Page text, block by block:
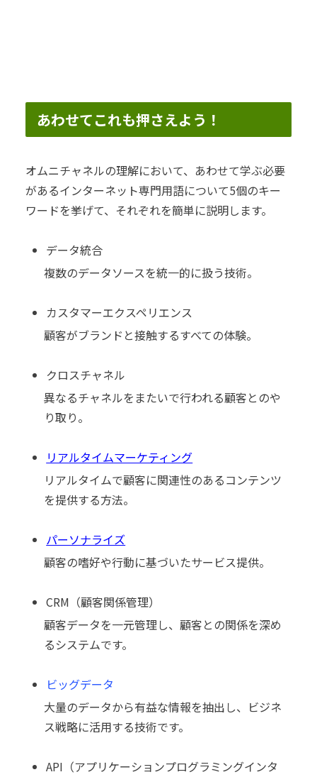
あわせてこれも押さえよう！
オムニチャネルの理解において、あわせて学ぶ必要
があるインターネット専門用語について5個のキー
ワードを挙げて、それぞれを簡単に説明します。
データ統合
複数のデータソースを統一的に扱う技術。
カスタマーエクスペリエンス
顧客がブランドと接触するすべての体験。
クロスチャネル
異なるチャネルをまたいで行われる顧客とのや
り取り。
リアルタイムマーケティング
リアルタイムで顧客に関連性のあるコンテンツ
を提供する方法。
パーソナライズ
顧客の嗜好や行動に基づいたサービス提供。
CRM（顧客関係管理）
顧客データを一元管理し、顧客との関係を深め
るシステムです。
ビッグデータ
大量のデータから有益な情報を抽出し、ビジネ
ス戦略に活用する技術です。
API（アプリケーションプログラミングインタ